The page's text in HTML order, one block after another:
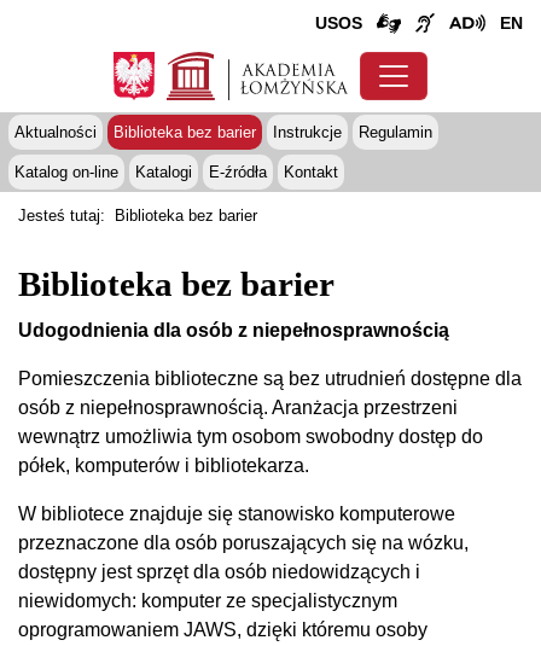
USOS EN
Aktualności Biblioteka bez barier Instrukcje Regulamin
Katalog on-line Katalogi E-źródła Kontakt
Jesteś tutaj: Biblioteka bez barier
Biblioteka bez barier
Udogodnienia dla osób z niepełnosprawnością
Pomieszczenia biblioteczne są bez utrudnień dostępne dla
osób z niepełnosprawnością. Aranżacja przestrzeni
wewnątrz umożliwia tym osobom swobodny dostęp do
półek, komputerów i bibliotekarza.
W bibliotece znajduje się stanowisko komputerowe
przeznaczone dla osób poruszających się na wózku,
dostępny jest sprzęt dla osób niedowidzących i
niewidomych: komputer ze specjalistycznym
oprogramowaniem JAWS, dzięki któremu osoby